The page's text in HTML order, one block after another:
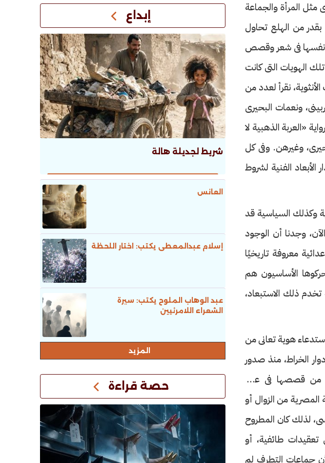
مثل المرأة والجماعة
بقدر من الهلع تحاول
نفسها فى شعر وقصص
الهويات التى كانت
نقرأ لعدد من
ونعمات البحيرى
«العربة الذهبية لا
وغيرهن. وفى كل
الفنية لشروط
وكذلك السياسية قد
وجدنا أن الوجود
معروفة تاريخيًا
الأساسيون هم
ذلك الاستبعاد،
هوية تعانى من
الخراط، منذ صدور
وكان قد كتب بعضًا من قصصها فى عقد
المصرية من الزوال أو
لذلك كان المطروح
طائفية، أو
جماعات التطرف لم
إبداع
شريط لجديلة هالة
العانس
إسلام عبدالمعطى يكتب: اختار اللحظة
عبد الوهاب الملوح يكتب: سيرة
الشعراء اللامرئيين
المزيد
حصة قراءة